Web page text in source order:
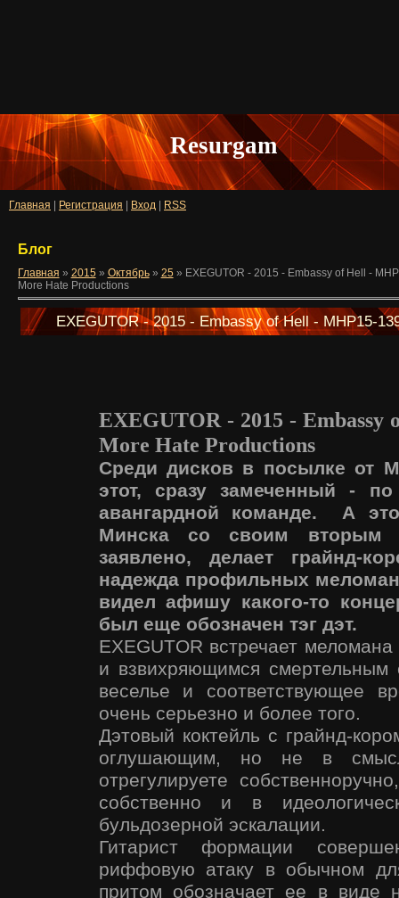
Resurgam
Главная | Регистрация | Вход | RSS
Блог
Главная » 2015 » Октябрь » 25» EXEGUTOR - 2015 - Embassy of Hell -
More Hate Productions
EXEGUTOR - 2015 - Embassy of Hell - MHP15-
EXEGUTOR - 2015 - Embassy
More Hate Productions
Среди дисков в посылке от
этот, сразу замеченный -
авангардной команде. А
Минска со своим вторым
заявлено, делает грайнд-
надежда профильных
видел афишу какого-то
был еще обозначен тэг дэт.
EXEGUTOR встречает
и взвихряющимся смертельным
веселье и соответствующее
очень серьезно и более того.
Дэтовый коктейль с грайнд-
оглушающим, но не в
отрегулируете
собственно и в
бульдозерной эскалации.
Гитарист формации
риффовую атаку в обычном
притом обозначает ее в виде